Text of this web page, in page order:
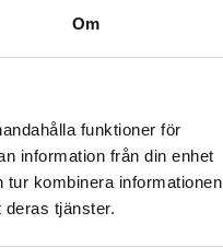
Om
funktioner för
information från din enhet
kombinera informationen
deras tjänster.